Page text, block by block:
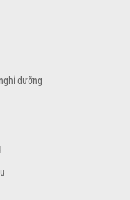
dưỡng